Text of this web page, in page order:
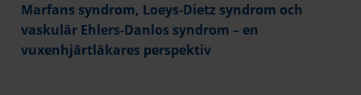
Marfans syndrom, Loeys-Dietz syndrom och
vaskulär Ehlers-Danlos syndrom – en
vuxenhjärtläkares perspektiv